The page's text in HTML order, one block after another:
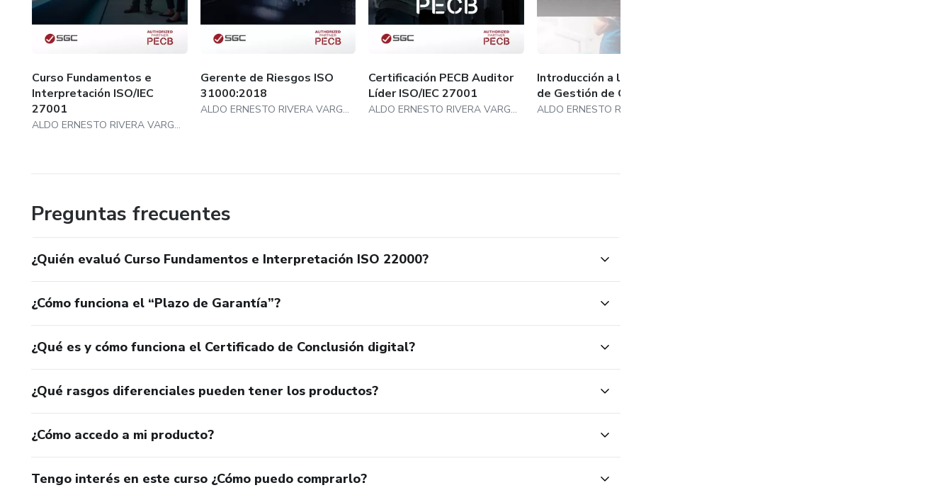
Curso Fundamentos e
Interpretación ISO/IEC
27001
ALDO ERNESTO RIVERA VARGAS
Gerente de Riesgos ISO
31000:2018
ALDO ERNESTO RIVERA VARGAS
Certificación PECB Auditor
Líder ISO/IEC 27001
ALDO ERNESTO RIVERA VARGAS
Introducción a los Sistemas
de Gestión de Calidad
Preguntas frecuentes
¿Quién evaluó Curso Fundamentos e Interpretación ISO 22000?
¿Cómo funciona el “Plazo de Garantía”?
¿Qué es y cómo funciona el Certificado de Conclusión digital?
¿Qué rasgos diferenciales pueden tener los productos?
¿Cómo accedo a mi producto?
Tengo interés en este curso ¿Cómo puedo comprarlo?